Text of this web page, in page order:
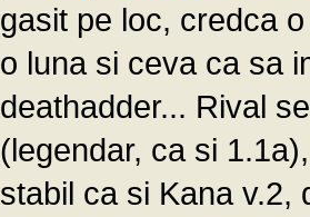
gasit pe loc, credca
o luna si ceva ca sa
deathadder... Rival
(legendar, ca si
stabil ca si Kana v.2,